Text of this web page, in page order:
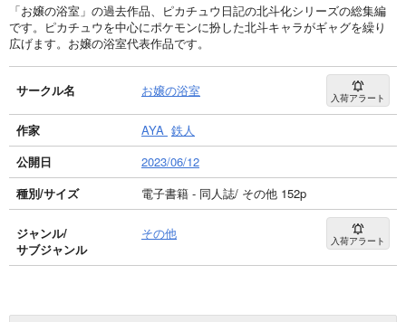
「お嬢の浴室」の過去作品、ピカチュウ日記の北斗化シリーズの総集編
です。ピカチュウを中心にポケモンに扮した北斗キャラがギャグを繰り
広げます。お嬢の浴室代表作品です。
サークル名 お嬢の浴室 入荷アラート
作家 AYA 鉄人
公開日
2023/06/12
種別/サイズ
電子書籍 - 同人誌/ その他 152p
ジャンル/
サブジャンル
その他 入荷アラート